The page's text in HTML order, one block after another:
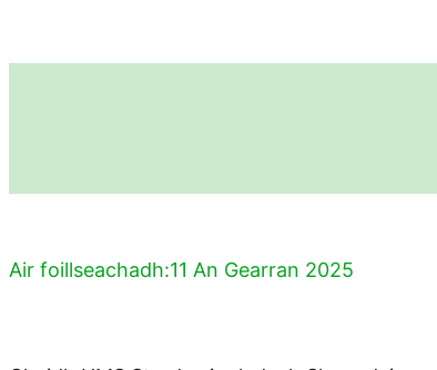
Air foillseachadh:11 An Gearran 2025